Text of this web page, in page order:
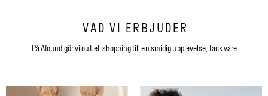
VAD VI ERBJUDER
På Afound gör vi outlet-shopping till en smidig upplevelse, tack vare: